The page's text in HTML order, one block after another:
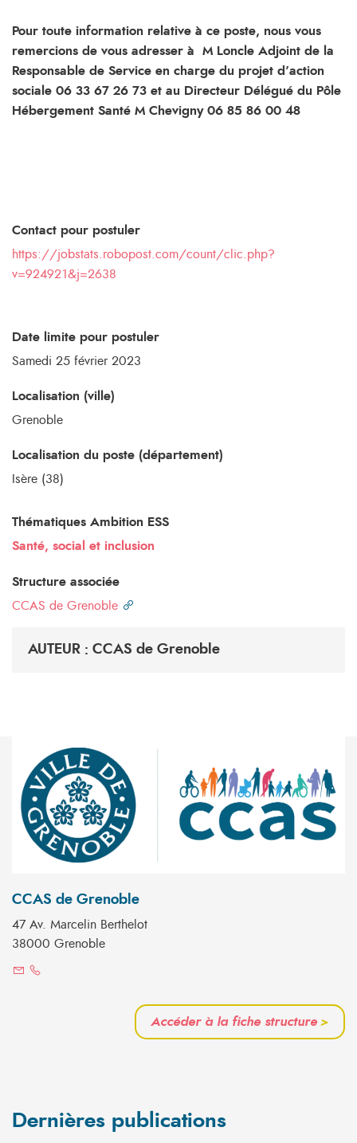
Pour toute information relative à ce poste, nous vous
remercions de vous adresser à M Loncle Adjoint de la
Responsable de Service en charge du projet d’action
sociale 06 33 67 26 73 et au Directeur Délégué du Pôle
Hébergement Santé M Chevigny 06 85 86 00 48
Contact pour postuler
https://jobstats.robopost.com/count/clic.php?
v=924921&j=2638
Date limite pour postuler
Samedi 25 février 2023
Localisation (ville)
Grenoble
Localisation du poste (département)
Isère (38)
Thématiques Ambition ESS
Santé, social et inclusion
Structure associée
CCAS de Grenoble
AUTEUR : CCAS de Grenoble
CCAS de Grenoble
47 Av. Marcelin Berthelot
38000 Grenoble
Accéder à la fiche structure>
Dernières publications